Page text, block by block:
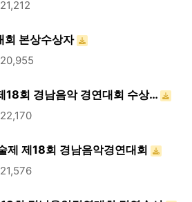
21,212
회 본상수상자
20,955
18회 경남음악 경연대회 수상…
22,170
제 제18회 경남음악경연대회
21,576